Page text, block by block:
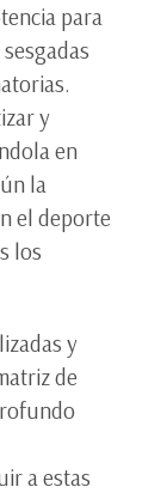
para
y
en
la
el deporte
los
y
de
a estas